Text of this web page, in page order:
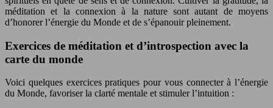
méditation et la connexion à la nature sont autant de moyens
d’honorer l’énergie du Monde et de s’épanouir pleinement.
Exercices de méditation et d’introspection avec la
carte du monde
Voici quelques exercices pratiques pour vous connecter à l’énergie
du Monde, favoriser la clarté mentale et stimuler l’intuition :